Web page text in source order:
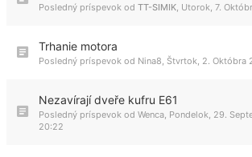
Posledný príspevok od TT-SIMIK Utorok, 7.
Trhanie motora
Posledný príspevok od Nina8 Štvrtok, 2. Októbra
Nezavírají dveře kufru E61
Posledný príspevok od Wenca Pondelok, 29.
20:22